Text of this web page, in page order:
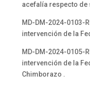
acefalía respecto de
MD-DM-2024-0103-
intervención de la
MD-DM-2024-0105-
intervención de la
Chimborazo .